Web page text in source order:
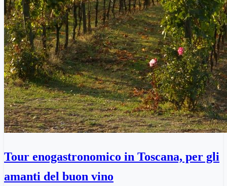
Tour enogastronomico in Toscana, per gli
amanti del buon vino